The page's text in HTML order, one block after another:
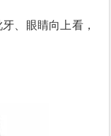
、眼睛向上看，